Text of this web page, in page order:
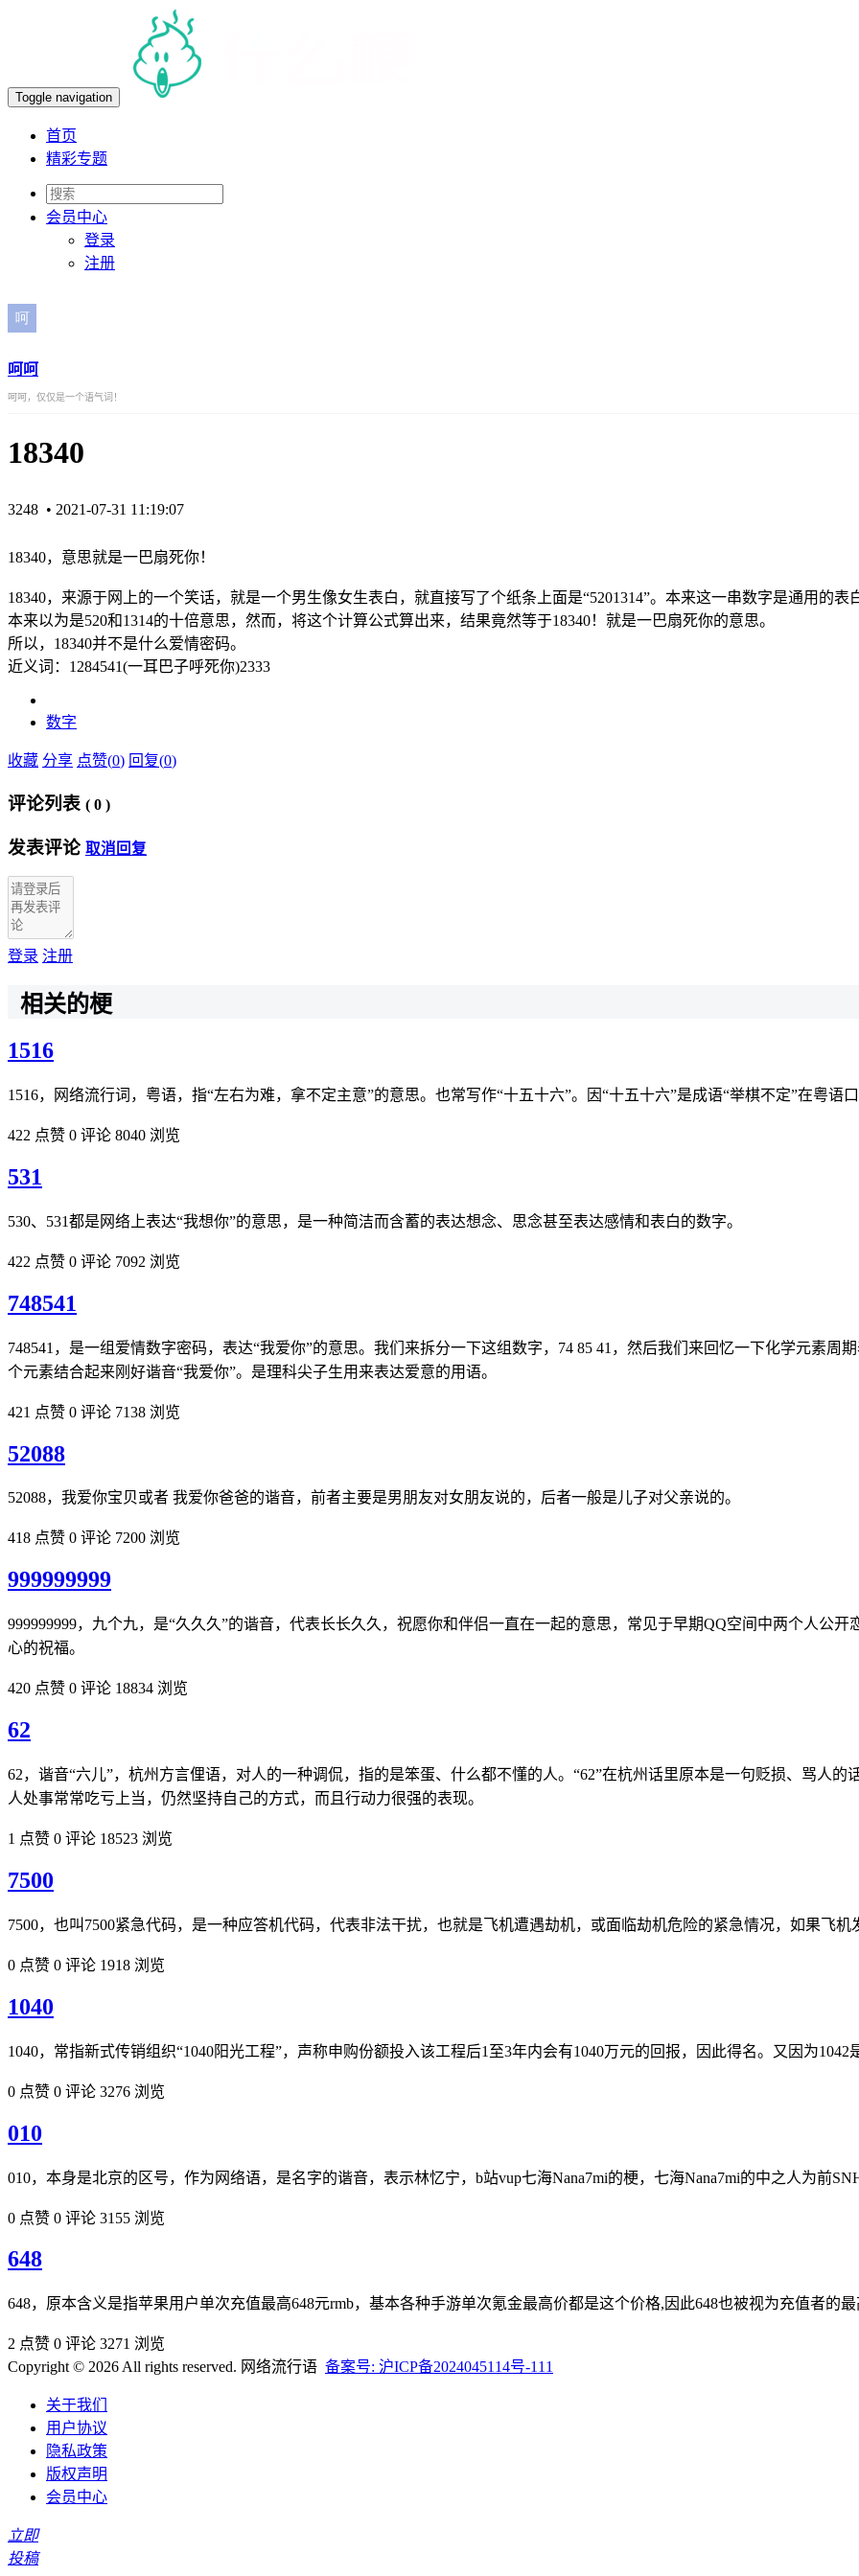
Toggle navigation
首页
精彩专题
会员中心
登录
注册
呵呵
呵呵，仅仅是一个语气词！
18340
3248 • 2021-07-31 11:19:07
18340，意思就是一巴扇死你！
18340，来源于网上的一个笑话，就是一个男生像女生表白，就直接写了个纸条上面是“5201314”。本来这一串数字是通用的表
本来以为是520和1314的十倍意思，然而，将这个计算公式算出来，结果竟然等于18340！就是一巴扇死你的意思。
所以，18340并不是什么爱情密码。
近义词：1284541(一耳巴子呼死你)2333
数字
收藏 分享 点赞(0) 回复(0)
评论列表 ( 0 )
发表评论 取消回复
登录 注册
相关的梗
1516
1516，网络流行词，粤语，指“左右为难，拿不定主意”的意思。也常写作“十五十六”。因“十五十六”是成语“举棋不定”在粤语口
422 点赞 0 评论 8040 浏览
531
530、531都是网络上表达“我想你”的意思，是一种简洁而含蓄的表达想念、思念甚至表达感情和表白的数字。
422 点赞 0 评论 7092 浏览
748541
748541，是一组爱情数字密码，表达“我爱你”的意思。我们来拆分一下这组数字，74 85 41，然后我们来回忆一下化学元素周
个元素结合起来刚好谐音“我爱你”。是理科尖子生用来表达爱意的用语。
421 点赞 0 评论 7138 浏览
52088
52088，我爱你宝贝或者 我爱你爸爸的谐音，前者主要是男朋友对女朋友说的，后者一般是儿子对父亲说的。
418 点赞 0 评论 7200 浏览
999999999
999999999，九个九，是“久久久”的谐音，代表长长久久，祝愿你和伴侣一直在一起的意思，常见于早期QQ空间中两个人公
心的祝福。
420 点赞 0 评论 18834 浏览
62
62，谐音“六儿”，杭州方言俚语，对人的一种调侃，指的是笨蛋、什么都不懂的人。“62”在杭州话里原本是一句贬损、骂人
人处事常常吃亏上当，仍然坚持自己的方式，而且行动力很强的表现。
1 点赞 0 评论 18523 浏览
7500
7500，也叫7500紧急代码，是一种应答机代码，代表非法干扰，也就是飞机遭遇劫机，或面临劫机危险的紧急情况，如果飞机
0 点赞 0 评论 1918 浏览
1040
1040，常指新式传销组织“1040阳光工程”，声称申购份额投入该工程后1至3年内会有1040万元的回报，因此得名。又因为1042
0 点赞 0 评论 3276 浏览
010
010，本身是北京的区号，作为网络语，是名字的谐音，表示林忆宁，b站vup七海Nana7mi的梗，七海Nana7mi的中之人为前
0 点赞 0 评论 3155 浏览
648
648，原本含义是指苹果用户单次充值最高648元rmb，基本各种手游单次氪金最高价都是这个价格,因此648也被视为充值者的最
2 点赞 0 评论 3271 浏览
Copyright © 2026 All rights reserved. 网络流行语 备案号: 沪ICP备2024045114号-111
关于我们
用户协议
隐私政策
版权声明
会员中心
立即
投稿